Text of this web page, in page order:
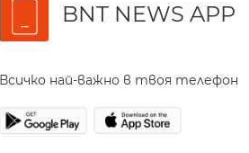
BNT NEWS APP
Всичко най-важно в твоя телефон